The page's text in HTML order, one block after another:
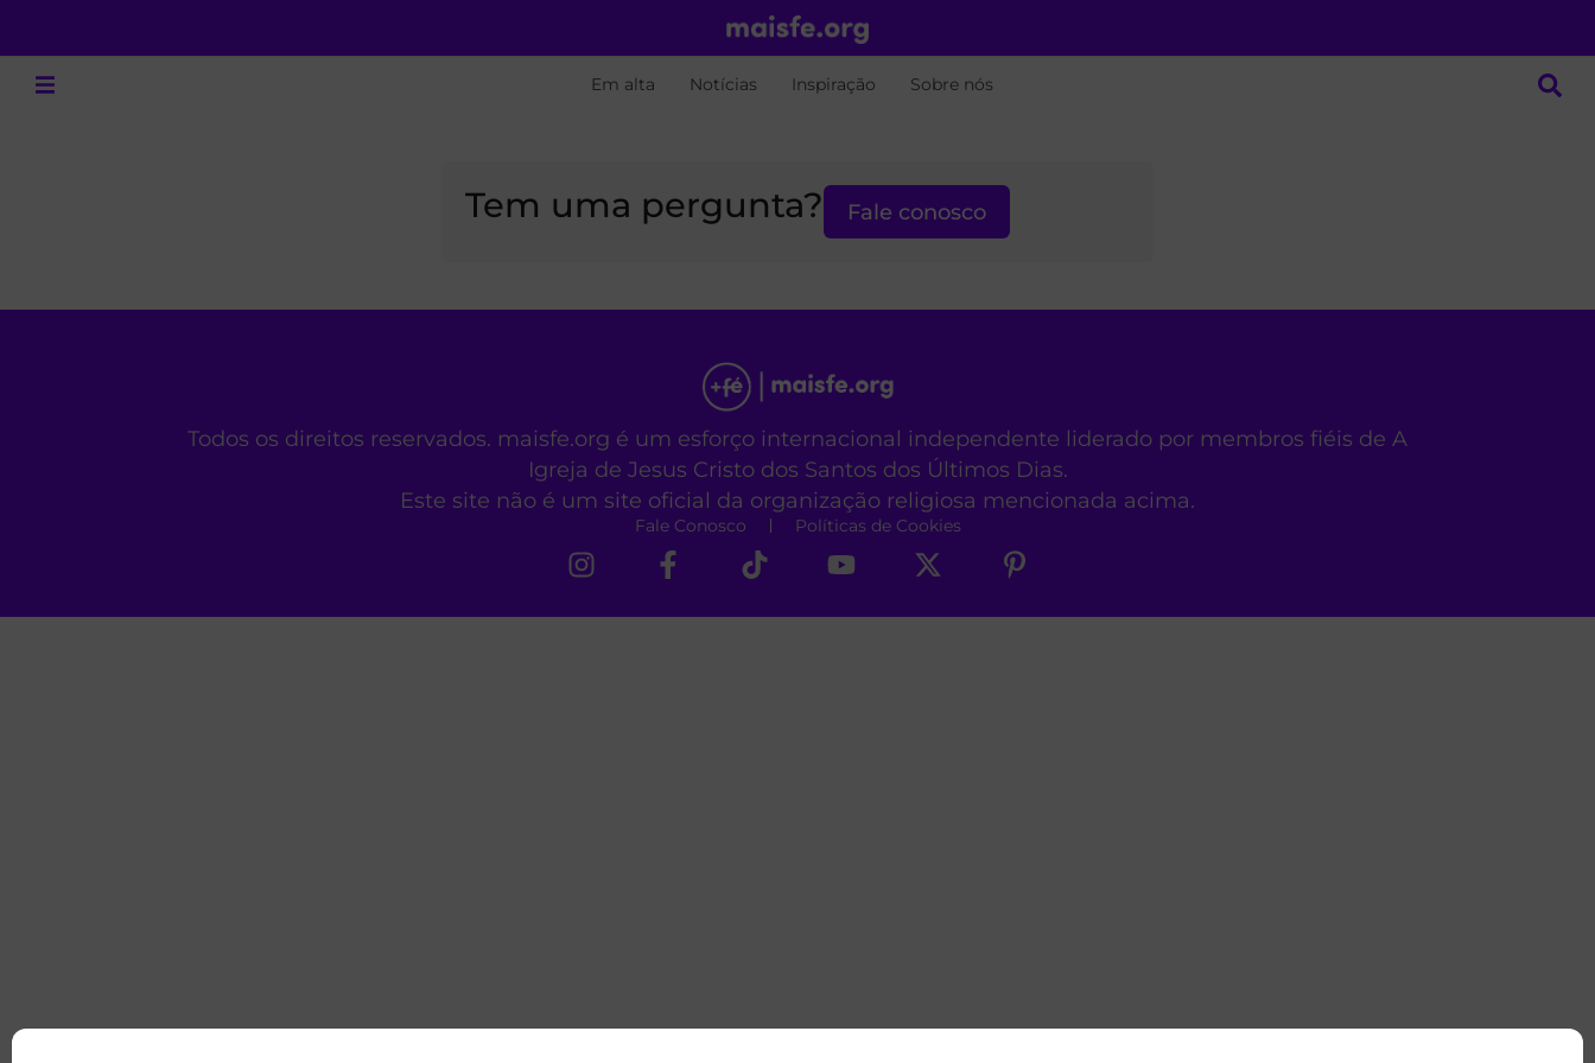
Em alta Notícias Inspiração Sobre nós
Tem uma pergunta? Fale conosco
Todos os direitos reservados. maisfe.org é um esforço internacional independente liderado por membros fiéis de A
Igreja de Jesus Cristo dos Santos dos Últimos Dias.
Este site não é um site oficial da organização religiosa mencionada acima.
Fale Conosco Políticas de Cookies